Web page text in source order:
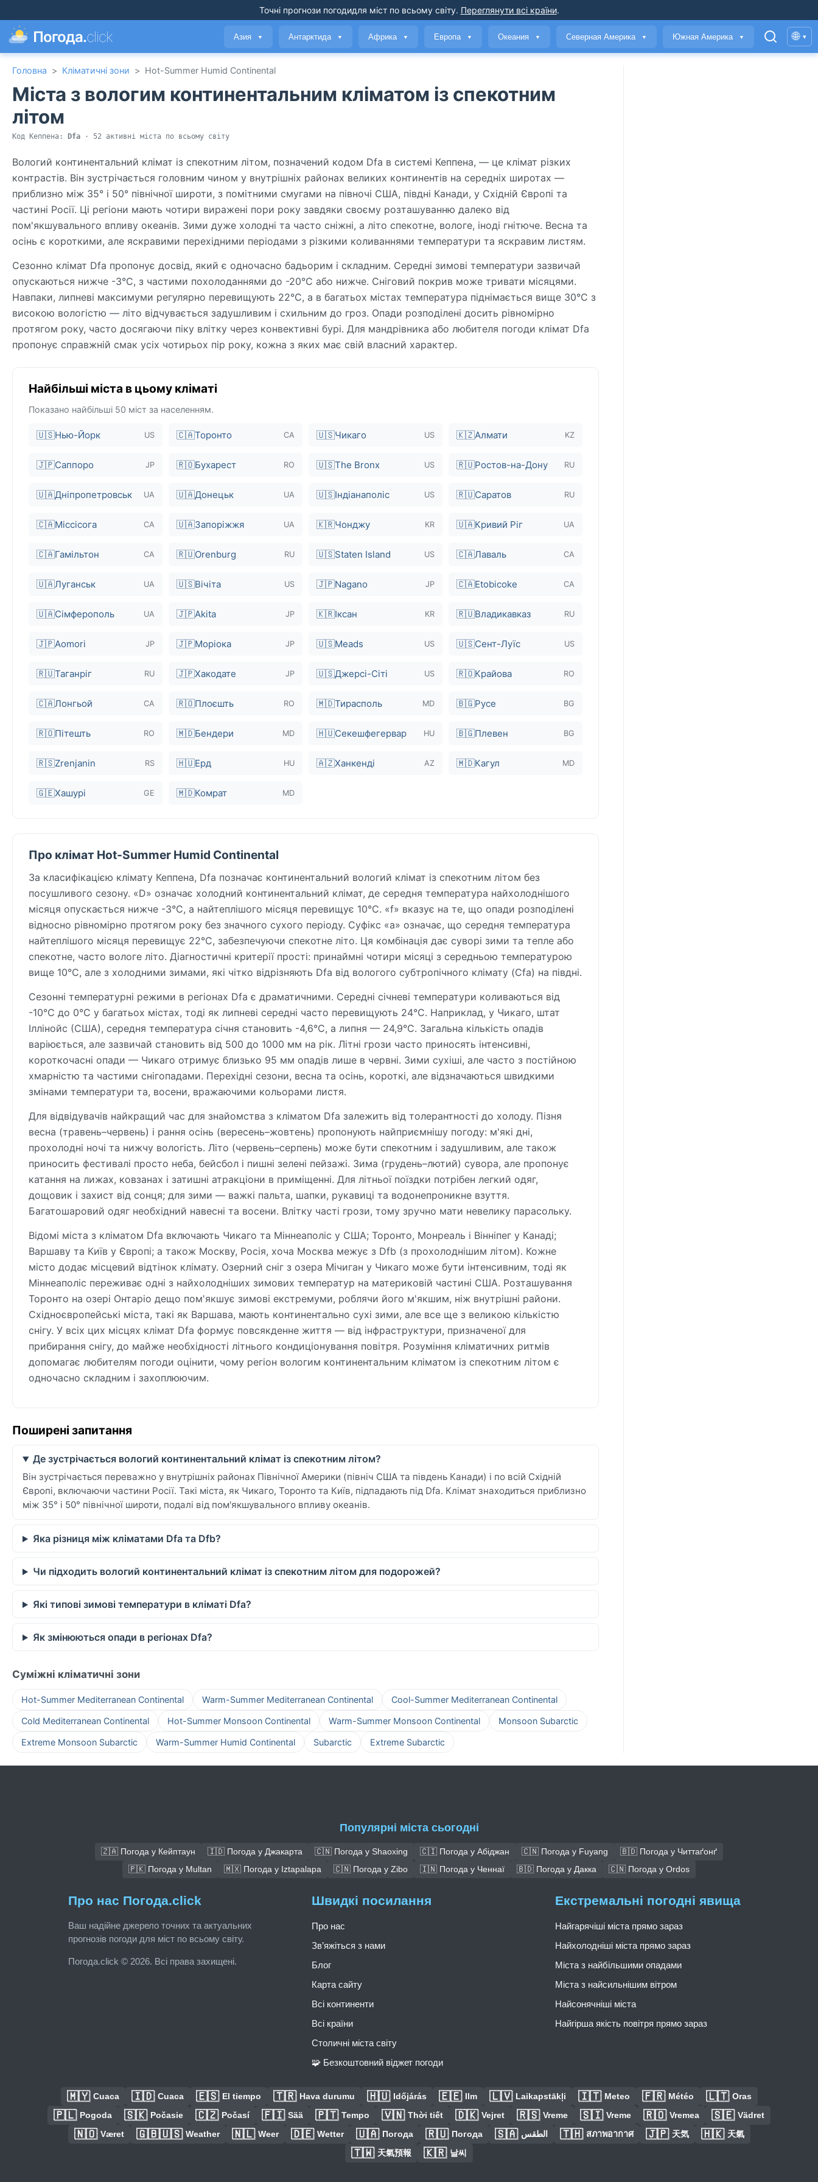
Точні прогнози погодидля міст по всьому світу. Переглянути всі країни.
Погода.click Азия ▼ Антарктида ▼ Африка ▼ Европа ▼ Океания ▼ Северная Америка ▼ Южная Америка ▼ 🌐 ▾
Головна > Кліматичні зони > Hot-Summer Humid Continental
Міста з вологим континентальним кліматом із спекотним
літом
Код Кеппена: Dfa · 52 активні міста по всьому світу
Вологий континентальний клімат із спекотним літом, позначений кодом Dfa в системі Кеппена, — це клімат різких
контрастів. Він зустрічається головним чином у внутрішніх районах великих континентів на середніх широтах —
приблизно між 35° і 50° північної широти, з помітними смугами на півночі США, півдні Канади, у Східній Європі та
частині Росії. Ці регіони мають чотири виражені пори року завдяки своєму розташуванню далеко від
пом'якшувального впливу океанів. Зими дуже холодні та часто сніжні, а літо спекотне, вологе, іноді гнітюче. Весна та
осінь є короткими, але яскравими перехідними періодами з різкими коливаннями температури та яскравим листям.
Сезонно клімат Dfa пропонує досвід, який є одночасно бадьорим і складним. Середні зимові температури зазвичай
опускаються нижче -3°C, з частими похолоданнями до -20°C або нижче. Сніговий покрив може тривати місяцями.
Навпаки, липневі максимуми регулярно перевищують 22°C, а в багатьох містах температура піднімається вище 30°C з
високою вологістю — літо відчувається задушливим і схильним до гроз. Опади розподілені досить рівномірно
протягом року, часто досягаючи піку влітку через конвективні бурі. Для мандрівника або любителя погоди клімат Dfa
пропонує справжній смак усіх чотирьох пір року, кожна з яких має свій власний характер.
Найбільші міста в цьому кліматі
Показано найбільші 50 міст за населенням.
🇺🇸Нью-Йорк US 🇨🇦Торонто CA 🇺🇸Чикаго US 🇰🇿Алмати KZ
🇯🇵Саппоро JP 🇷🇴Бухарест RO 🇺🇸The Bronx US 🇷🇺Ростов-на-Дону RU
🇺🇦Дніпропетровськ UA 🇺🇦Донецьк UA 🇺🇸Індіанаполіс US 🇷🇺Саратов RU
🇨🇦Міссісога CA 🇺🇦Запоріжжя UA 🇰🇷Чонджу KR 🇺🇦Кривий Ріг UA
🇨🇦Гамільтон CA 🇷🇺Orenburg RU 🇺🇸Staten Island US 🇨🇦Лаваль CA
🇺🇦Луганськ UA 🇺🇸Вічіта US 🇯🇵Nagano JP 🇨🇦Etobicoke CA
🇺🇦Сімферополь UA 🇯🇵Akita JP 🇰🇷Іксан KR 🇷🇺Владикавказ RU
🇯🇵Aomori JP 🇯🇵Моріока JP 🇺🇸Meads US 🇺🇸Сент-Луїс US
🇷🇺Таганріг RU 🇯🇵Хакодате JP 🇺🇸Джерсі-Сіті US 🇷🇴Крайова RO
🇨🇦Лонгьой CA 🇷🇴Плоєшть RO 🇲🇩Тирасполь MD 🇧🇬Русе BG
🇷🇴Пітешть RO 🇲🇩Бендери MD 🇭🇺Секешфегервар HU 🇧🇬Плевен BG
🇷🇸Zrenjanin RS 🇭🇺Ерд HU 🇦🇿Ханкенді AZ 🇲🇩Кагул MD
🇬🇪Хашурі GE 🇲🇩Комрат MD
Про клімат Hot-Summer Humid Continental
За класифікацією клімату Кеппена, Dfa позначає континентальний вологий клімат із спекотним літом без
посушливого сезону. «D» означає холодний континентальний клімат, де середня температура найхолоднішого
місяця опускається нижче -3°C, а найтеплішого місяця перевищує 10°C. «f» вказує на те, що опади розподілені
відносно рівномірно протягом року без значного сухого періоду. Суфікс «a» означає, що середня температура
найтеплішого місяця перевищує 22°C, забезпечуючи спекотне літо. Ця комбінація дає суворі зими та тепле або
спекотне, часто вологе літо. Діагностичні критерії прості: принаймні чотири місяці з середньою температурою
вище 10°C, але з холодними зимами, які чітко відрізняють Dfa від вологого субтропічного клімату (Cfa) на півдні.
Сезонні температурні режими в регіонах Dfa є драматичними. Середні січневі температури коливаються від
-10°C до 0°C у багатьох містах, тоді як липневі середні часто перевищують 24°C. Наприклад, у Чикаго, штат
Іллінойс (США), середня температура січня становить -4,6°C, а липня — 24,9°C. Загальна кількість опадів
варіюється, але зазвичай становить від 500 до 1000 мм на рік. Літні грози часто приносять інтенсивні,
короткочасні опади — Чикаго отримує близько 95 мм опадів лише в червні. Зими сухіші, але часто з постійною
хмарністю та частими снігопадами. Перехідні сезони, весна та осінь, короткі, але відзначаються швидкими
змінами температури та, восени, вражаючими кольорами листя.
Для відвідувачів найкращий час для знайомства з кліматом Dfa залежить від толерантності до холоду. Пізня
весна (травень–червень) і рання осінь (вересень–жовтень) пропонують найприємнішу погоду: м'які дні,
прохолодні ночі та нижчу вологість. Літо (червень–серпень) може бути спекотним і задушливим, але також
приносить фестивалі просто неба, бейсбол і пишні зелені пейзажі. Зима (грудень–лютий) сувора, але пропонує
катання на лижах, ковзанах і затишні атракціони в приміщенні. Для літньої поїздки потрібен легкий одяг,
дощовик і захист від сонця; для зими — важкі пальта, шапки, рукавиці та водонепроникне взуття.
Багатошаровий одяг необхідний навесні та восени. Влітку часті грози, тому зручно мати невелику парасольку.
Відомі міста з кліматом Dfa включають Чикаго та Міннеаполіс у США; Торонто, Монреаль і Вінніпег у Канаді;
Варшаву та Київ у Європі; а також Москву, Росія, хоча Москва межує з Dfb (з прохолоднішим літом). Кожне
місто додає місцевий відтінок клімату. Озерний сніг з озера Мічиган у Чикаго може бути інтенсивним, тоді як
Міннеаполіс переживає одні з найхолодніших зимових температур на материковій частині США. Розташування
Торонто на озері Онтаріо дещо пом'якшує зимові екстремуми, роблячи його м'якшим, ніж внутрішні райони.
Східноєвропейські міста, такі як Варшава, мають континентально сухі зими, але все ще з великою кількістю
снігу. У всіх цих місцях клімат Dfa формує повсякденне життя — від інфраструктури, призначеної для
прибирання снігу, до майже необхідності літнього кондиціонування повітря. Розуміння кліматичних ритмів
допомагає любителям погоди оцінити, чому регіон вологим континентальним кліматом із спекотним літом є
одночасно складним і захоплюючим.
Поширені запитання
Де зустрічається вологий континентальний клімат із спекотним літом?
Він зустрічається переважно у внутрішніх районах Північної Америки (північ США та південь Канади) і по всій Східній
Європі, включаючи частини Росії. Такі міста, як Чикаго, Торонто та Київ, підпадають під Dfa. Клімат знаходиться приблизно
між 35° і 50° північної широти, подалі від пом'якшувального впливу океанів.
Яка різниця між кліматами Dfa та Dfb?
Чи підходить вологий континентальний клімат із спекотним літом для подорожей?
Які типові зимові температури в кліматі Dfa?
Як змінюються опади в регіонах Dfa?
Суміжні кліматичні зони
Hot-Summer Mediterranean Continental Warm-Summer Mediterranean Continental Cool-Summer Mediterranean Continental
Cold Mediterranean Continental Hot-Summer Monsoon Continental Warm-Summer Monsoon Continental Monsoon Subarctic
Extreme Monsoon Subarctic Warm-Summer Humid Continental Subarctic Extreme Subarctic
Популярні міста сьогодні
🇿🇦 Погода у Кейптаун 🇮🇩 Погода у Джакарта 🇨🇳 Погода у Shaoxing 🇨🇮 Погода у Абіджан 🇨🇳 Погода у Fuyang
🇧🇩 Погода у Читтаґонґ
🇵🇰 Погода у Multan
🇲🇽 Погода у Iztapalapa 🇨🇳 Погода у Zibo 🇮🇳 Погода у Ченнаї 🇧🇩 Погода у Дакка 🇨🇳 Погода у Ordos
Про нас Погода.click
Ваш надійне джерело точних та актуальних
прогнозів погоди для міст по всьому світу.
Погода.click © 2026. Всі права захищені.
Швидкі посилання
Про нас
Зв’яжіться з нами
Блог
Карта сайту
Всі континенти
Всі країни
Столичні міста світу
🧩 Безкоштовний віджет погоди
Екстремальні погодні явища
Найгарячіші міста прямо зараз
Найхолодніші міста прямо зараз
Міста з найбільшими опадами
Міста з найсильнішим вітром
Найсонячніші міста
Найгірша якість повітря прямо зараз
🇲🇾 Cuaca 🇮🇩 Cuaca 🇪🇸 El tiempo 🇹🇷 Hava durumu 🇭🇺 Időjárás 🇪🇪 Ilm 🇱🇻 Laikapstākļi 🇮🇹 Meteo 🇫🇷 Météo 🇱🇹 Oras
🇵🇱 Pogoda 🇸🇰 Počasie 🇨🇿 Počasí 🇫🇮 Sää 🇵🇹 Tempo 🇻🇳 Thời tiết 🇩🇰 Vejret 🇷🇸 Vreme 🇸🇮 Vreme 🇷🇴 Vremea 🇸🇪 Vädret
🇳🇴 Været 🇬🇧🇺🇸 Weather 🇳🇱 Weer 🇩🇪 Wetter 🇺🇦 Погода 🇷🇺 Погода 🇸🇦 الطقس 🇹🇭 สภาพอากาศ 🇯🇵 天気 🇭🇰 天氣
🇹🇼 天氣預報 🇰🇷 날씨